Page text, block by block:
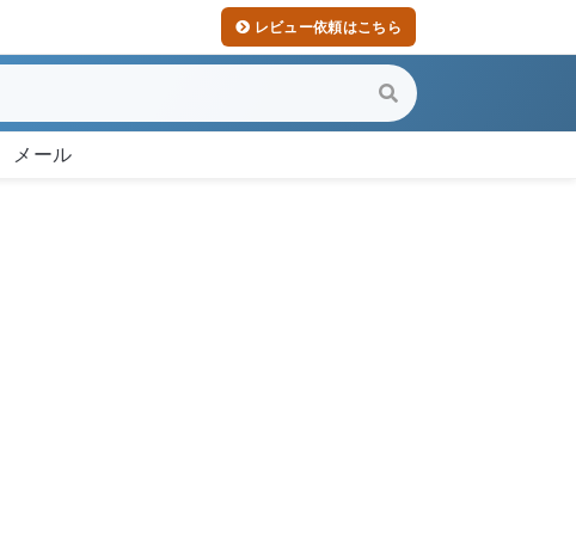
レビュー依頼はこちら
メール